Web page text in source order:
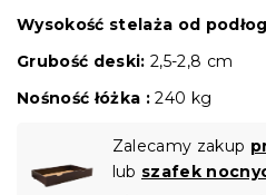
Wysokość stelaża od
Grubość deski: 2,5-2,8 cm
Nośność łóżka : 240 kg
Zalecamy zakup
lub szafek